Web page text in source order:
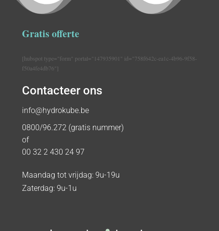
Contacteer ons
info@hydrokube.be
0800/96.272 (gratis nummer)
of
00 32 2 430 24 97
Maandag tot vrijdag: 9u-19u
Zaterdag: 9u-1u
Gratis offerte
[hubspot type="form" portal="147935901" id="758f642c-ea1c-4b96-9f58-
f50a4fe4db76"]